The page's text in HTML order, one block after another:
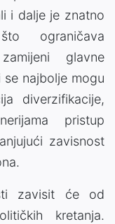
i dalje je znatno
ograničava
glavne
se najbolje mogu
diverzifikacije,
pristup
zavisnost
zavisit će od
kretanja.